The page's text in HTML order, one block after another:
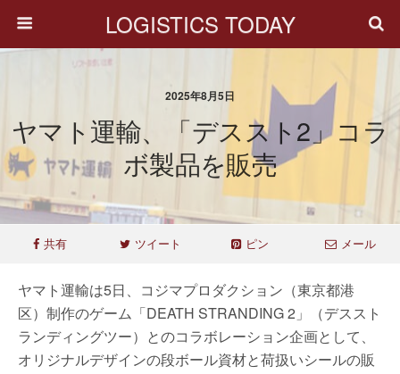
LOGISTICS TODAY
2025年8月5日
ヤマト運輸、「デススト2」コラ
ボ製品を販売
共有 ツイート ピン メール
ヤマト運輸は5日、コジマプロダクション（東京都港
区）制作のゲーム「DEATH STRANDING 2」（デススト
ランディングツー）とのコラボレーション企画として、
オリジナルデザインの段ボール資材と荷扱いシールの販